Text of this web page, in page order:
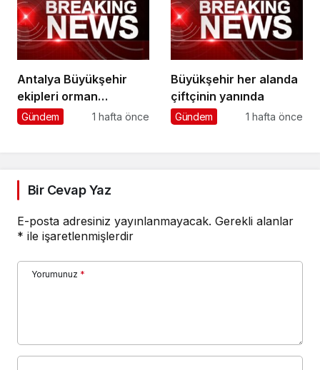
Antalya Büyükşehir
ekipleri orman
yangınlarını söndürme
Gündem 1 hafta önce
Büyükşehir her alanda
çiftçinin yanında
Gündem 1 hafta önce
Bir Cevap Yaz
E-posta adresiniz yayınlanmayacak. Gerekli alanlar
* ile işaretlenmişlerdir
Yorumunuz *